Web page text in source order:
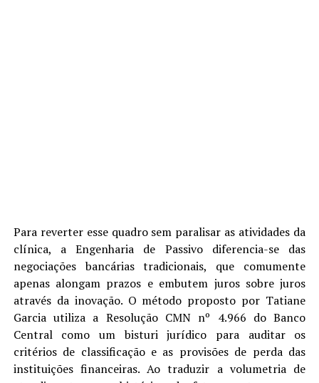
Para reverter esse quadro sem paralisar as atividades da
clínica, a Engenharia de Passivo diferencia-se das
negociações bancárias tradicionais, que comumente
apenas alongam prazos e embutem juros sobre juros
através da inovação. O método proposto por Tatiane
Garcia utiliza a Resolução CMN nº 4.966 do Banco
Central como um bisturi jurídico para auditar os
critérios de classificação e as provisões de perda das
instituições financeiras. Ao traduzir a volumetria de